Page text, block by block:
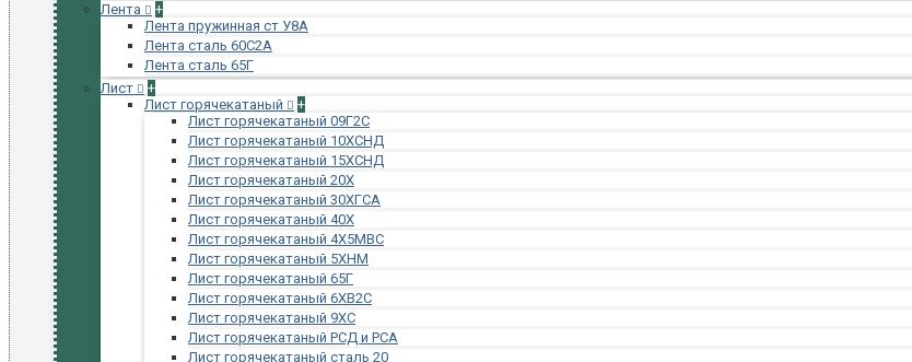
Лента
+
Лента пружинная ст У8А
Лента сталь 60С2А
Лента сталь 65Г
Лист
+
Лист горячекатаный
+
Лист горячекатаный 09Г2С
Лист горячекатаный 10ХСНД
Лист горячекатаный 15ХСНД
Лист горячекатаный 20Х
Лист горячекатаный 30ХГСА
Лист горячекатаный 40Х
Лист горячекатаный 4Х5МВС
Лист горячекатаный 5ХНМ
Лист горячекатаный 65Г
Лист горячекатаный 6ХВ2С
Лист горячекатаный 9ХС
Лист горячекатаный РСД и РСА
Лист горячекатаный сталь 20